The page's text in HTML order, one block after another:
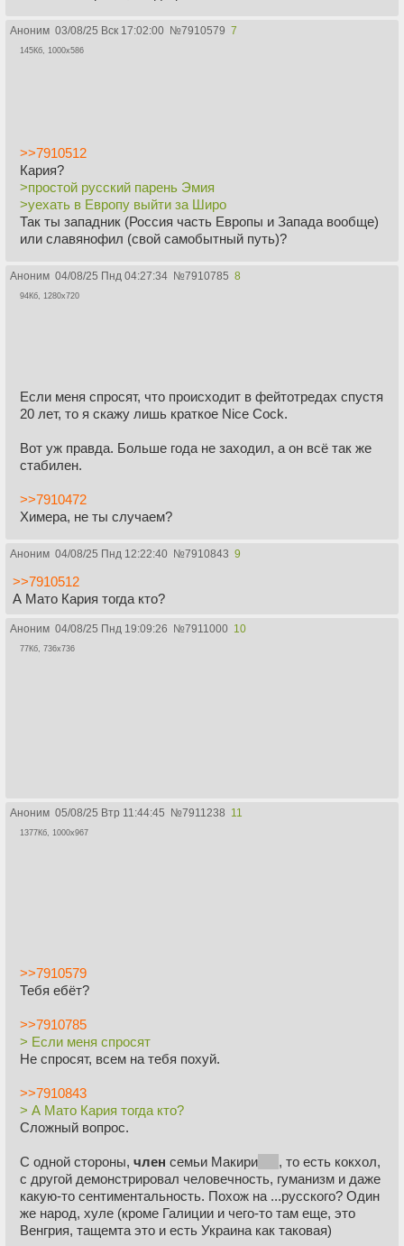
Аноним 03/08/25 Вск 17:02:00 №7910579 7
145Кб, 1000x586
>>7910512
Кария?
>простой русский парень Эмия
>уехать в Европу выйти за Широ
Так ты западник (Россия часть Европы и Запада вообще)
или славянофил (свой самобытный путь)?
Аноним 04/08/25 Пнд 04:27:34 №7910785 8
94Кб, 1280x720
Если меня спросят, что происходит в фейтотредах спустя
20 лет, то я скажу лишь краткое Nice Cock.
Вот уж правда. Больше года не заходил, а он всё так же
стабилен.
>>7910472
Химера, не ты случаем?
Аноним 04/08/25 Пнд 12:22:40 №7910843 9
>>7910512
А Мато Кария тогда кто?
Аноним 04/08/25 Пнд 19:09:26 №7911000 10
77Кб, 736x736
Аноним 05/08/25 Втр 11:44:45 №7911238 11
1377Кб, 1000x967
>>7910579
Тебя ебёт?
>>7910785
> Если меня спросят
Не спросят, всем на тебя похуй.
>>7910843
> А Мато Кария тогда кто?
Сложный вопрос.
С одной стороны, член семьи Макири
, то есть кокхол,
с другой демонстрировал человечность, гуманизм и даже
какую-то сентиментальность. Похож на ...русского? Один
же народ, хуле (кроме Галиции и чего-то там еще, это
Венгрия, тащемта это и есть Украина как таковая)